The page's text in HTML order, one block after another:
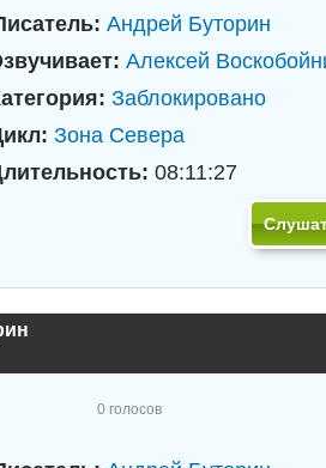
Андрей Буторин
Алексей
Заблокировано
Зона Севера
08:11:27
0 голосов